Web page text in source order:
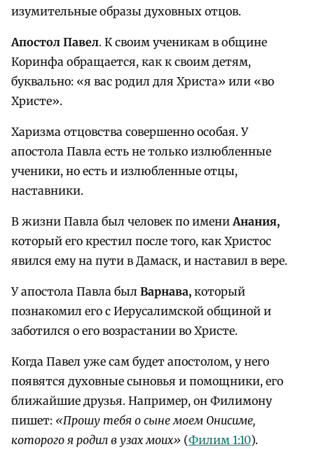
изумительные образы духовных отцов.
Апостол Павел. К своим ученикам в общине
Коринфа обращается, как к своим детям,
буквально: «я вас родил для Христа» или «во
Христе».
Харизма отцовства совершенно особая. У
апостола Павла есть не только излюбленные
ученики, но есть и излюбленные отцы,
наставники.
В жизни Павла был человек по имени Анания,
который его крестил после того, как Христос
явился ему на пути в Дамаск, и наставил в вере.
У апостола Павла был Варнава, который
познакомил его с Иерусалимской общиной и
заботился о его возрастании во Христе.
Когда Павел уже сам будет апостолом, у него
появятся духовные сыновья и помощники, его
ближайшие друзья. Например, он Филимону
пишет: «Прошу тебя о сыне моем Онисиме,
которого я родил в узах моих» (Филим 1:10).